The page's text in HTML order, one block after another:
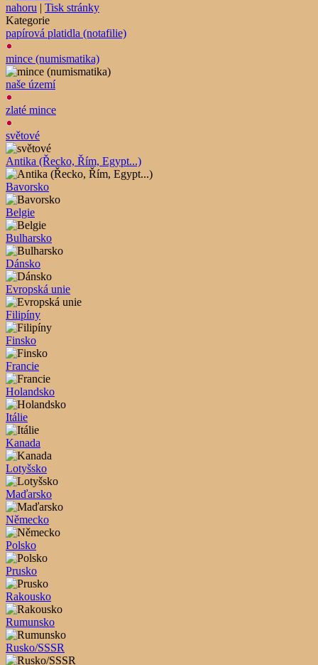
nahoru | Tisk stránky
Kategorie
papírová platidla (notafilie)
mince (numismatika)
naše území
zlaté mince
světové
Antika (Řecko, Řím, Egypt...)
Bavorsko
Belgie
Bulharsko
Dánsko
Evropská unie
Filipíny
Finsko
Francie
Holandsko
Itálie
Kanada
Lotyšsko
Maďarsko
Německo
Polsko
Prusko
Rakousko
Rumunsko
Rusko/SSSR